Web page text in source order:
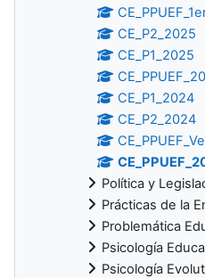
CE_P2_2025
CE_P1_2025
CE_P1_2024
CE_P2_2024
Política y
Prácticas de la
Problemática
Psicología
Psicología